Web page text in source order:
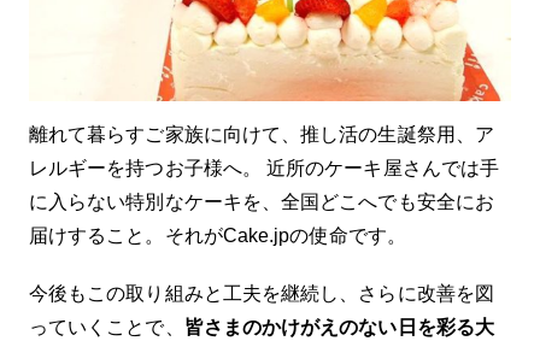
離れて暮らすご家族に向けて、推し活の生誕祭用、ア
レルギーを持つお子様へ。 近所のケーキ屋さんでは手
に入らない特別なケーキを、全国どこへでも安全にお
届けすること。それがCake.jpの使命です。
今後もこの取り組みと工夫を継続し、さらに改善を図
っていくことで、 皆さまのかけがえのない日を彩る大